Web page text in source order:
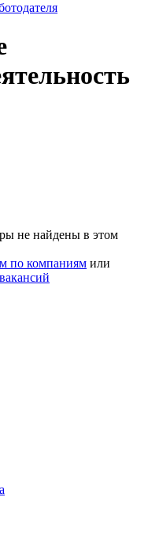
не найдены в этом
по компаниям или